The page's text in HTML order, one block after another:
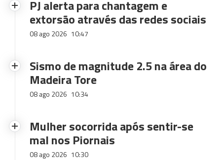
PJ alerta para chantagem e
extorsão através das redes sociais
08 ago 2026 10:47
Sismo de magnitude 2.5 na área do
Madeira Tore
08 ago 2026 10:34
Mulher socorrida após sentir-se
mal nos Piornais
08 ago 2026 10:30